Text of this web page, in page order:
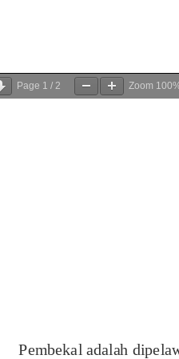
Page 1 / 2 Zoom